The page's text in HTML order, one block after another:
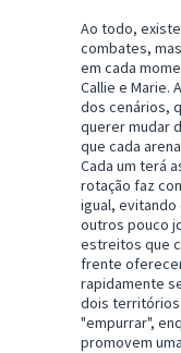
Ao todo,
combates,
em cada
Callie e Marie.
dos cenários,
querer mudar
que cada
Cada um terá
rotação faz
igual,
outros pouco
estreitos que
frente
rapidamente
dois territórios
"empurrar",
promovem